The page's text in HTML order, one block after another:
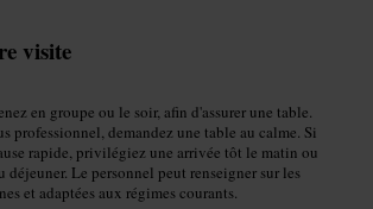
visite
en groupe ou le soir, afin d'assurer une table.
professionnel, demandez une table au calme. Si
rapide, privilégiez une arrivée tôt le matin ou
déjeuner. Le personnel peut renseigner sur les
et adaptées aux régimes courants.